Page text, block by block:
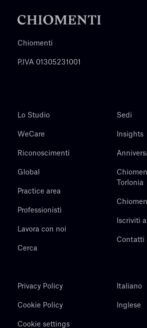
Chiomenti
P.IVA 01305231001
Lo Studio
WeCare
Riconoscimenti
Global
Practice area
Professionisti
Lavora con noi
Cerca
Sedi
Insights
Torlonia
Iscriviti
Contatti
Privacy Policy
Cookie Policy
Cookie settings
Italiano
Inglese